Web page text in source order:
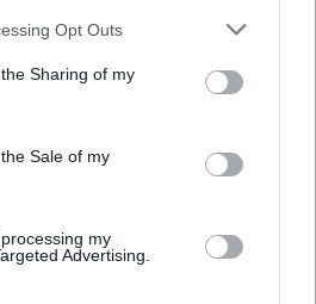
Opt Outs
Sharing of my
Sale of my
my
Advertising.